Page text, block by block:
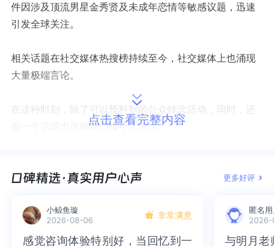
件因涉及顶流男星金秀贤及未成年恋情等敏感议题，迅速
引发全球关注。
相关话题在社交媒体热搜榜持续至今， 社交媒体上也涌现
大量极端言论。
在这种时刻，除了可以预料到的公众悼念活动，同时，还
有一个话题也值得我们每个人关注。
不愿看到的后续影响。
我们会发现，一旦自杀易感群体得知这样的悲剧，将有更
点击查看完整内容
更多好评
小鲸鱼璇
2026-08-06
非常满意
感觉咨询体验特别好，当回忆到一
感觉咨询体验特别好，当回忆到一
匿名
2026-
与明月老
与明月老